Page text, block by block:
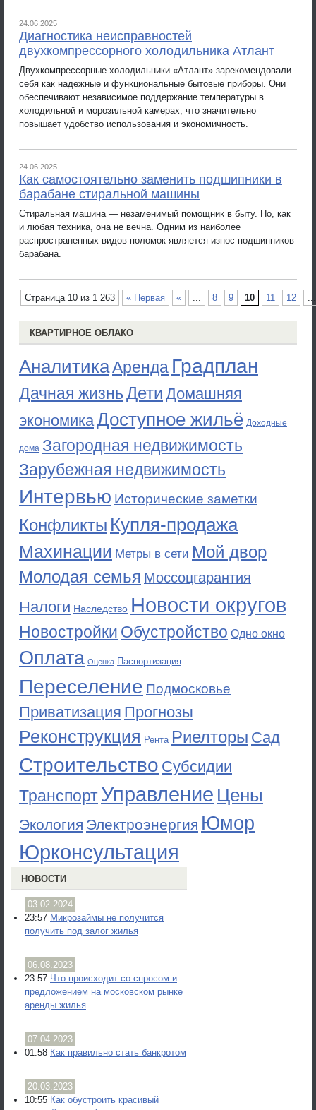
24.06.2025
Диагностика неисправностей
двухкомпрессорного холодильника Атлант
Двухкомпрессорные холодильники «Атлант» зарекомендовали
себя как надежные и функциональные бытовые приборы. Они
обеспечивают независимое поддержание температуры в
холодильной и морозильной камерах, что значительно
повышает удобство использования и экономичность.
24.06.2025
Как самостоятельно заменить подшипники в
барабане стиральной машины
Стиральная машина — незаменимый помощник в быту. Но, как
и любая техника, она не вечна. Одним из наиболее
распространенных видов поломок является износ подшипников
барабана.
Страница 10 из 1 263 « Первая « ... 8 9 10 11 12 ...
КВАРТИРНОЕ ОБЛАКО
АналитикаАренда Градплан
Дачная жизньДети Домашняя
экономикаДоступное жильё Доходные
дома Загородная недвижимость
Зарубежная недвижимость
Интервью Исторические заметки
Конфликты Купля-продажа
Махинации Метры в сети Мой двор
Молодая семья Моссоцгарантия
Налоги Наследство Новости округов
Новостройки Обустройство Одно окно
Оплата Оценка Паспортизация
Переселение Подмосковье
Приватизация Прогнозы
Реконструкция Рента Риелторы Сад
Строительство Субсидии
ТранспортУправление Цены
Экология Электроэнергия Юмор
Юрконсультация
НОВОСТИ
03.02.2024
23:57 Микрозаймы не получится
получить под залог жилья
06.08.2023
23:57 Что происходит со спросом и
предложением на московском рынке
аренды жилья
07.04.2023
01:58 Как правильно стать банкротом
20.03.2023
10:55 Как обустроить красивый